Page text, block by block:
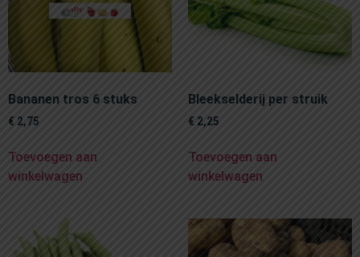
Bananen tros 6 stuks
€ 2,75
Toevoegen aan
winkelwagen
Bleekselderij per struik
€ 2,25
Toevoegen aan
winkelwagen